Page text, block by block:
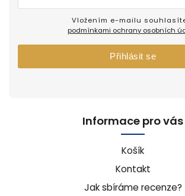
podmínkami ochrany osobních
Přihlásit se
Informace pro vás
Košík
Kontakt
Jak sbíráme recenze?